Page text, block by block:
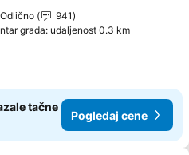
Odlično
941
grada: udaljenost 0.3 km
tačne
Pogledaj cene